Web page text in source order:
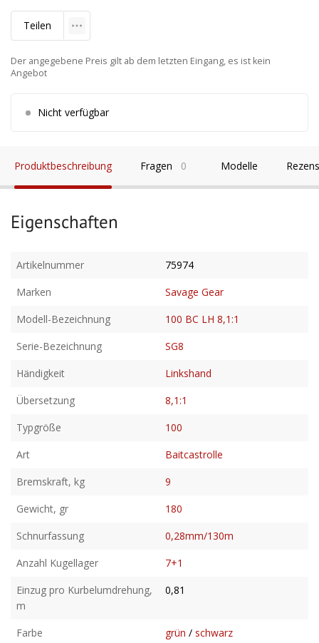
Teilen
Der angegebene Preis gilt ab dem letzten Eingang, es ist kein
Angebot
Nicht verfügbar
Produktbeschreibung Fragen 0 Modelle
Eigenschaften
Artikelnummer
75974
Marken
Savage Gear
Modell-Bezeichnung
100 BC LH 8,1:1
Serie-Bezeichnung
SG8
Händigkeit
Linkshand
Übersetzung
8,1:1
Typgröße
100
Art
Baitcastrolle
Bremskraft, kg
9
Gewicht, gr
180
Schnurfassung
0,28mm/130m
Anzahl Kugellager
7+1
Einzug pro Kurbelumdrehung,
m
0,81
Farbe grün / schwarz